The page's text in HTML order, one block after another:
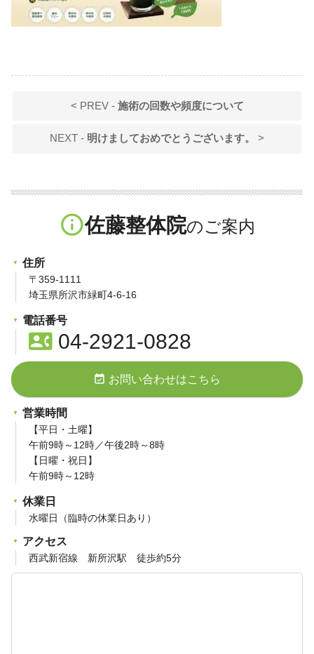
< PREV - 施術の回数や頻度について
NEXT - 明けましておめでとうございます。 >
info_outline佐藤整体院
住所
〒359-1111
埼玉県所沢市緑町4-6-16
電話番号
contact_phone04-2921-0828
event_available お問い合わせはこちら
営業時間
【平日・土曜】
午前9時～12時／午後2時～8時
【日曜・祝日】
午前9時～12時
休業日
水曜日（臨時の休業日あり）
アクセス
西武新宿線 新所沢駅 徒歩約5分